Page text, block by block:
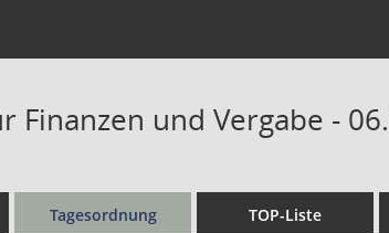
Finanzen und Vergabe -
Tagesordnung TOP-Liste